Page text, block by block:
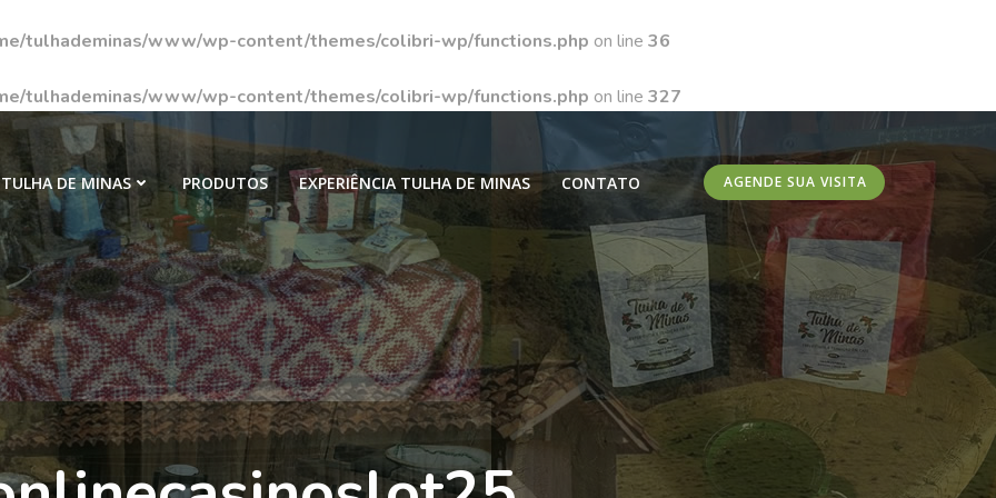
tulhademinas/www/wp-content/themes/colibri-wp/functions.php on line 36
tulhademinas/www/wp-content/themes/colibri-wp/functions.php on line 327
TULHA DE MINAS PRODUTOS EXPERIÊNCIA TULHA DE MINAS CONTATO AGENDE SUA VISITA